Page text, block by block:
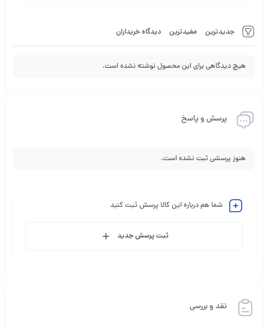
جدیدترین مفیدترین دیدگاه خریداران
هیچ دیدگاهی برای این محصول نوشته نشده است.
پرسش و پاسخ
هنوز پرسشی ثبت نشده است.
شما هم درباره این کالا پرسش ثبت کنید
ثبت پرسش جدید
نقد و بررسی